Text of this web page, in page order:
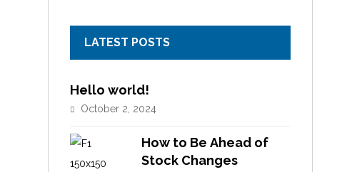
LATEST POSTS
Hello world!
October 2, 2024
How to Be Ahead of
Stock Changes